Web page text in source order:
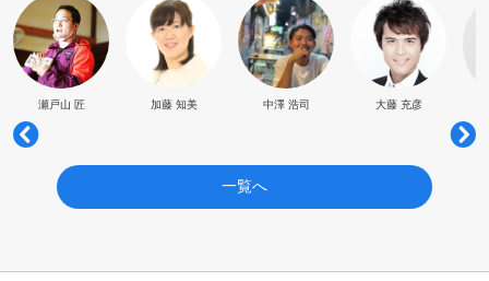
瀬戸山 匠 加藤 知美 中澤 浩司 大藤 充彦
一覧へ